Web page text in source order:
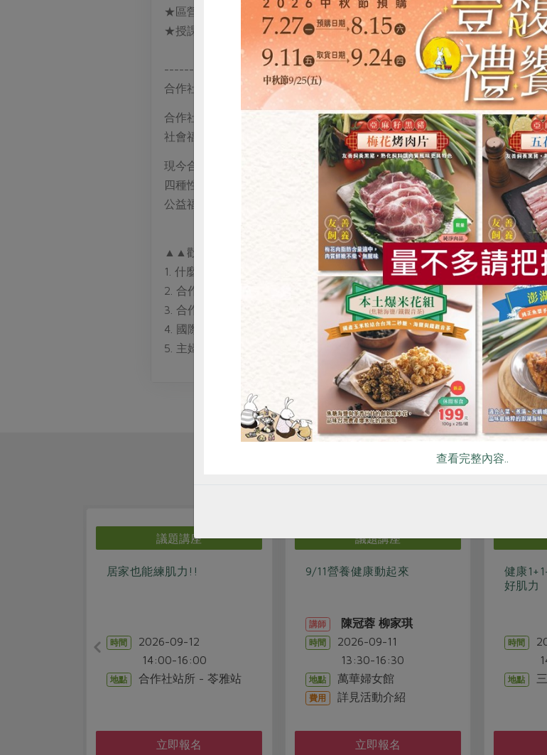
★區營運委員_選修
★授課對象：有意參選第五屆區委、第十屆社員代表、第十屆理事、第二十
--------------------------------
合作社不是福利社唷！
合作社組織緣起，為180多年前，基層民眾為了生存與發展，所建立的一種
社會福利完善的社會，合作社的功能愈受重視。如西歐與北歐，美國與加拿
現今合作社組織，是基於平等原則與互助組織的基礎，由人們自願結合的自
四種性格，一般基層大眾、農民，勞心勞力工作者以及中小企業均可運用
公益福利。
▲▲歡迎所有區委、社員，一起來「認識『合作社』」！
1. 什麼是合作社？(核心定義)
2. 合作社的社會功能與定位 (常見合作社的類型)
3. 合作社的運作與核心價值 (挑戰與方向)
4. 國際「合作社七大原則」
5. 主婦聯盟合作社的實踐
相關活動
議題講座
居家也能練肌力!!
時間
2026-09-12
14:00-16:00
地點 合作社站所 - 苓雅站
立即報名
議題講座
9/11營養健康動起來
講師 陳冠蓉 柳家琪
時間
2026-09-11
13:30-16:30
地點 萬華婦女館
費用 詳見活動介紹
立即報名
健康
好肌力
時間
地點
惜食 RPET 食譜 減硝酸鹽 雞蛋
查看完整內容..